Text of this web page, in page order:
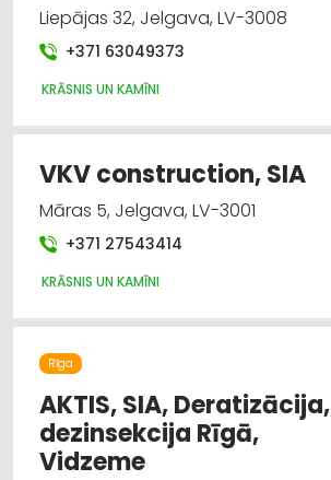
Liepājas 32, Jelgava, LV-3008
+371 63049373
KRĀSNIS UN KAMĪNI
VKV construction, SIA
Māras 5, Jelgava, LV-3001
+371 27543414
KRĀSNIS UN KAMĪNI
Rīga
AKTIS, SIA, Deratizācija,
dezinsekcija Rīgā,
Vidzeme